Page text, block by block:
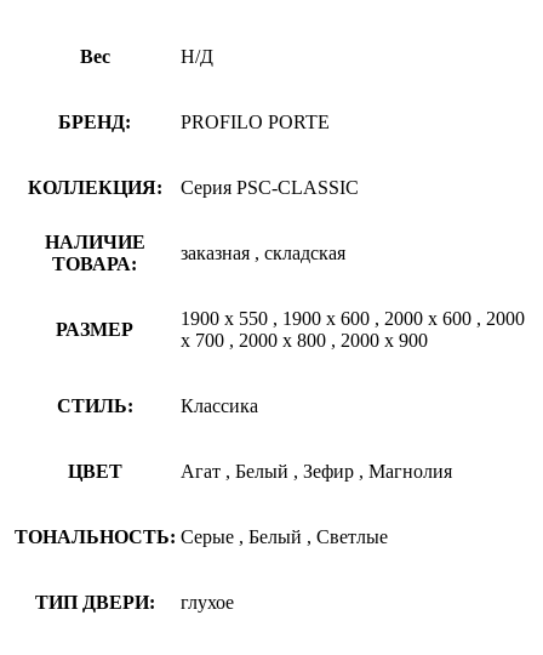
Вес Н/Д
БРЕНД: PROFILO PORTE
КОЛЛЕКЦИЯ: Серия PSC-CLASSIC
НАЛИЧИЕ
ТОВАРА:
заказная , складская
РАЗМЕР
1900 х 550 , 1900 х 600 , 2000 х 600 , 2000
х 700 , 2000 х 800 , 2000 х 900
СТИЛЬ: Классика
ЦВЕТ Агат , Белый , Зефир , Магнолия
ТОНАЛЬНОСТЬ: Серые , Белый , Светлые
ТИП ДВЕРИ: глухое